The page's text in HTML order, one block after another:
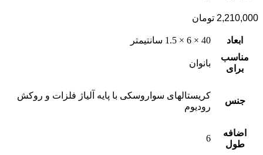
2,210,000 تومان
ابعاد
40 × 6 × 1.5 سانتیمتر
مناسب
برای
بانوان
جنس
کریستالهای سواروسکی با پایه آلیاژ فلزات و روکش
رودیوم
اضافه
طول
6